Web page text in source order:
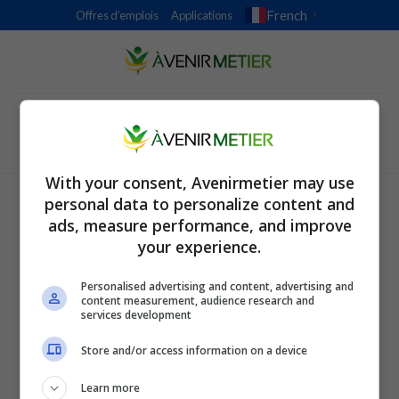
to
Offres d’emplois Applications French ▼
Politique Générale de Confidentialité
Paramètres de confidentialité et de cookies
À Propos de l'Entreprise
Email:networknewsinc@gmail.com
With your consent, Avenirmetier may use
personal data to personalize content and
ads, measure performance, and improve
your experience.
Personalised advertising and content, advertising and
content measurement, audience research and
services development
Store and/or access information on a device
Learn more